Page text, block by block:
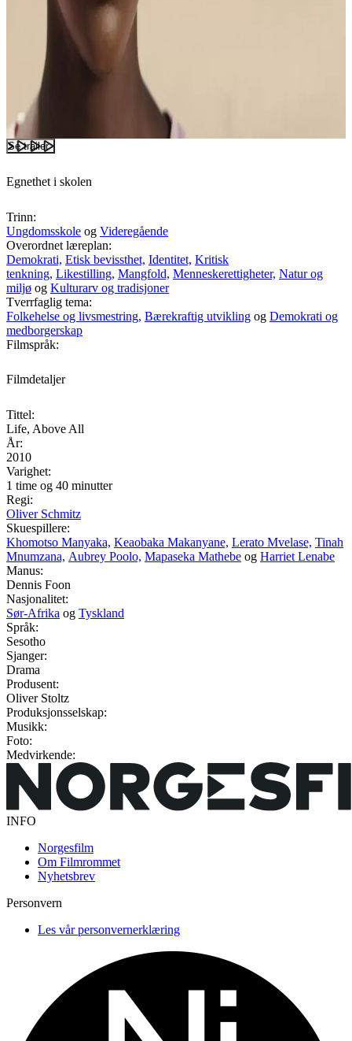
Se trailer
Egnethet i skolen
Trinn:
Ungdomsskole og Videregående
Overordnet læreplan:
Demokrati, Etisk bevissthet, Identitet, Kritisk
tenkning, Likestilling, Mangfold, Menneskerettigheter, Natur og
miljø og Kulturarv og tradisjoner
Tverrfaglig tema:
Folkehelse og livsmestring, Bærekraftig utvikling og Demokrati og
medborgerskap
Filmspråk:
Filmdetaljer
Tittel:
Life, Above All
År:
2010
Varighet:
1 time og 40 minutter
Regi:
Oliver Schmitz
Skuespillere:
Khomotso Manyaka, Keaobaka Makanyane, Lerato Mvelase, Tinah
Mnumzana, Aubrey Poolo, Mapaseka Mathebe og Harriet Lenabe
Manus:
Dennis Foon
Nasjonalitet:
Sør-Afrika og Tyskland
Språk:
Sesotho
Sjanger:
Drama
Produsent:
Oliver Stoltz
Produksjonsselskap:
Musikk:
Foto:
Medvirkende:
INFO
Norgesfilm
Om Filmrommet
Nyhetsbrev
Personvern
Les vår personvernerklæring